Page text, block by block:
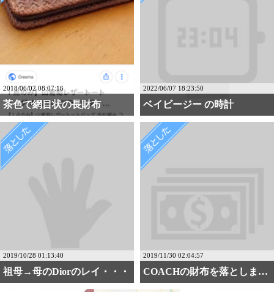
2018/06/02 08:07:16
茶色で網目状の長財布
2022/06/07 18:23:50
ベイビージー の時計
2019/10/28 01:13:40
祖母→母のDiorのレイ・・・
2019/11/30 02:04:57
COACHの財布を落としました